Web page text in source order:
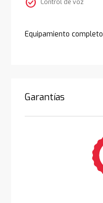
Control de voz
Equipamiento completo
Garantías